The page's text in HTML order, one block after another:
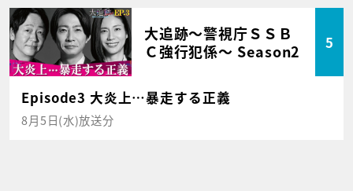
大追跡～警視庁ＳＳＢ
Ｃ強行犯係～ Season2
5
Episode3 大炎上…暴走する正義
8月5日(水)放送分